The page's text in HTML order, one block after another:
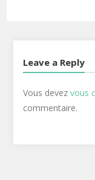
Leave a Reply
Vous devez vous
commentaire.